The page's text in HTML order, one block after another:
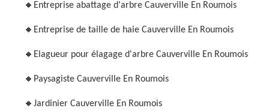
Entreprise abattage d'arbre Cauverville En Roumois
Entreprise de taille de haie Cauverville En Roumois
Elagueur pour élagage d'arbre Cauverville En Roumois
Paysagiste Cauverville En Roumois
Jardinier Cauverville En Roumois